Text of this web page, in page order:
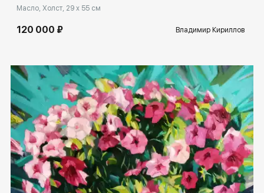
Масло, Холст, 29 x 55 см
120 000 ₽ Владимир Кириллов